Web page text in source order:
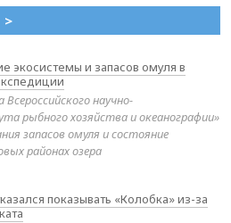
>
экосистемы и запасов омуля в
научно-
рыбного хозяйства и океанографии»
запасов омуля и состояние
районах озера
показывать «Колобка» из-за